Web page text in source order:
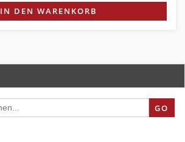
IN DEN WARENKORB
GO